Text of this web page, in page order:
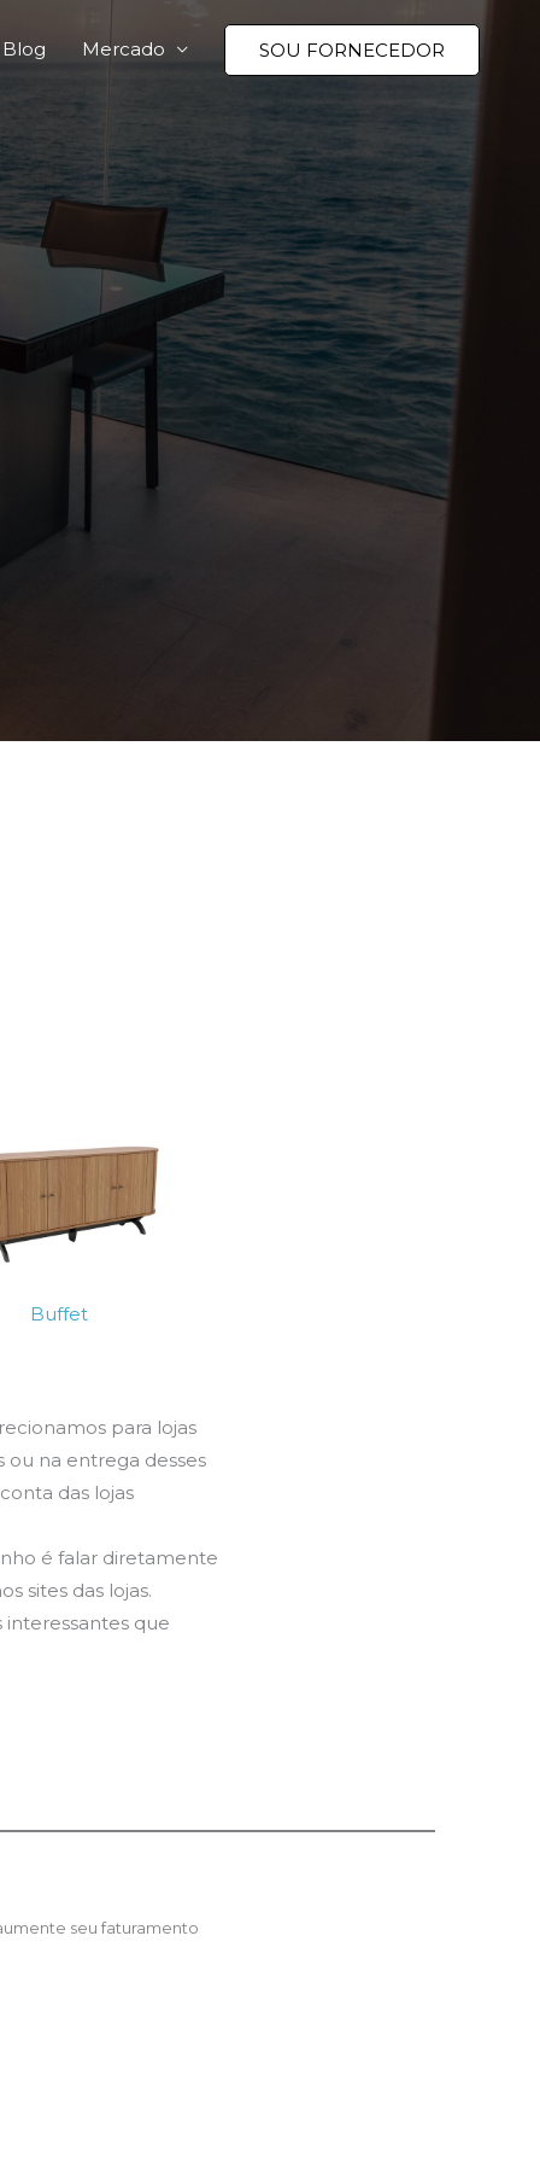
Blog Mercado SOU FORNECEDOR
Buffet
para lojas
ou na entrega desses
das lojas
é falar diretamente
sites das lojas.
que
seu faturamento